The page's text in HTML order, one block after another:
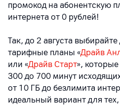
промокод на абонентскую
интернета от 0 рублей!
Так, до 2 августа
тарифные планы «Драйв
или «Драйв Старт»,
300 до 700 минут
от 10 ГБ до безлимита
идеальный вариант для